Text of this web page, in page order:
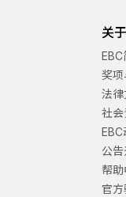
关
奖
法
社
公
帮
官